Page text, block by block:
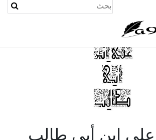
(current)
علي ابن أبي طالب